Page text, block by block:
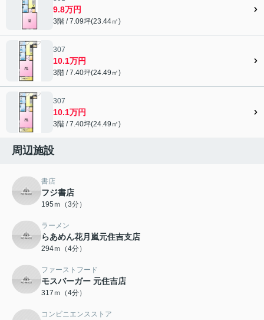
9.8万円
3階 / 7.09坪(23.44㎡)
307
10.1万円
3階 / 7.40坪(24.49㎡)
307
10.1万円
3階 / 7.40坪(24.49㎡)
周辺施設
書店
フジ書店
195ｍ（3分）
ラーメン
らあめん花月嵐元住吉支店
294ｍ（4分）
ファーストフード
モスバーガー 元住吉店
317ｍ（4分）
コンビニエンスストア